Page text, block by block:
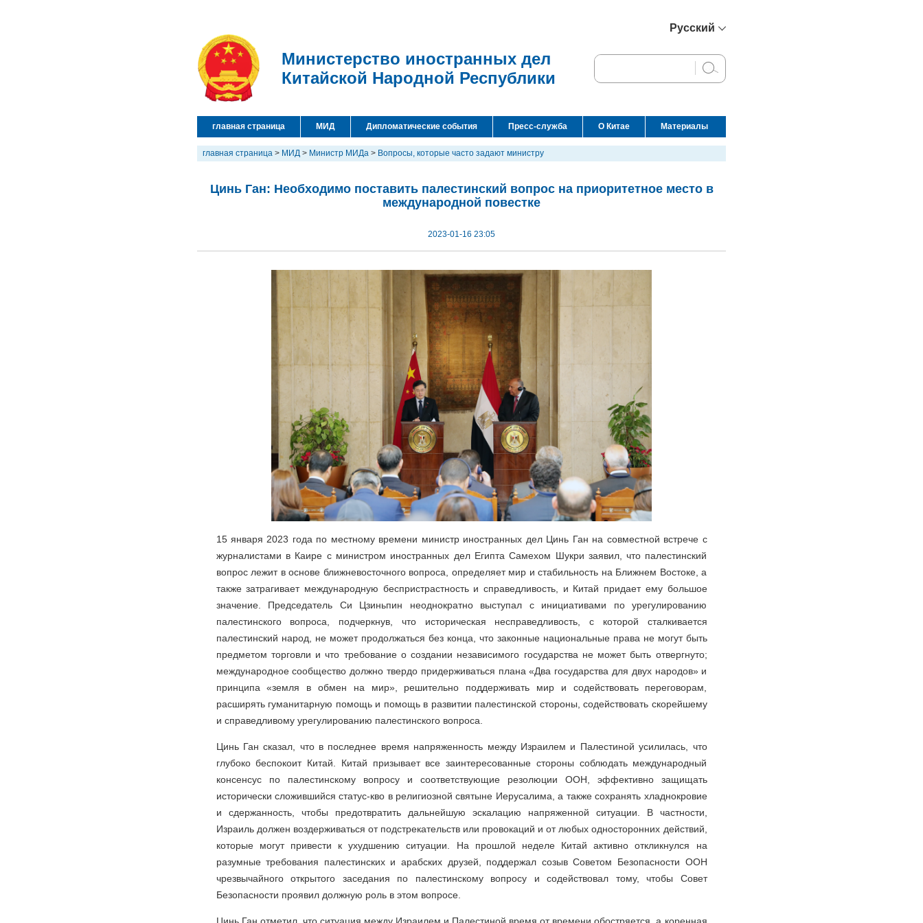
Русский
English
Español
عربي
Министерство иностранных дел
Китайской Народной Республики
главная страница МИД Дипломатические события Пресс-служба О Китае Материалы
главная страница > МИД > Министр МИДа > Вопросы, которые часто задают министру
Цинь Ган: Необходимо поставить палестинский вопрос на приоритетное место в
международной повестке
2023-01-16 23:05
15 января 2023 года по местному времени министр иностранных дел Цинь Ган на совместной встрече с
журналистами в Каире с министром иностранных дел Египта Самехом Шукри заявил, что палестинский
вопрос лежит в основе ближневосточного вопроса, определяет мир и стабильность на Ближнем Востоке, а
также затрагивает международную беспристрастность и справедливость, и Китай придает ему большое
значение. Председатель Си Цзиньпин неоднократно выступал с инициативами по урегулированию
палестинского вопроса, подчеркнув, что историческая несправедливость, с которой сталкивается
палестинский народ, не может продолжаться без конца, что законные национальные права не могут быть
предметом торговли и что требование о создании независимого государства не может быть отвергнуто;
международное сообщество должно твердо придерживаться плана «Два государства для двух народов» и
принципа «земля в обмен на мир», решительно поддерживать мир и содействовать переговорам,
расширять гуманитарную помощь и помощь в развитии палестинской стороны, содействовать скорейшему
и справедливому урегулированию палестинского вопроса.
Цинь Ган сказал, что в последнее время напряженность между Израилем и Палестиной усилилась, что
глубоко беспокоит Китай. Китай призывает все заинтересованные стороны соблюдать международный
консенсус по палестинскому вопросу и соответствующие резолюции ООН, эффективно защищать
исторически сложившийся статус-кво в религиозной святыне Иерусалима, а также сохранять хладнокровие
и сдержанность, чтобы предотвратить дальнейшую эскалацию напряженной ситуации. В частности,
Израиль должен воздерживаться от подстрекательств или провокаций и от любых односторонних действий,
которые могут привести к ухудшению ситуации. На прошлой неделе Китай активно откликнулся на
разумные требования палестинских и арабских друзей, поддержал созыв Советом Безопасности ООН
чрезвычайного открытого заседания по палестинскому вопросу и содействовал тому, чтобы Совет
Безопасности проявил должную роль в этом вопросе.